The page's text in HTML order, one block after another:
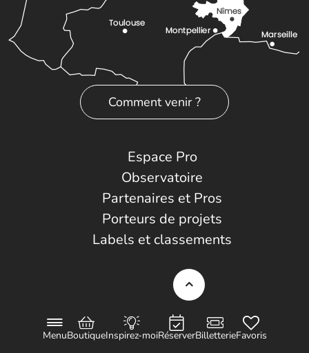
MenuBoutiqueInspirez-moiRéserverBilletterieFavoris
Comment venir ?
Espace Pro
Observatoire
Partenaires et Pros
Porteurs de projets
Labels et classements
TOURISME ET HANDICAP CONTACT
PLAN DU SITE
MENTIONS LÉGALES
DONNÉES PERSONNELLES